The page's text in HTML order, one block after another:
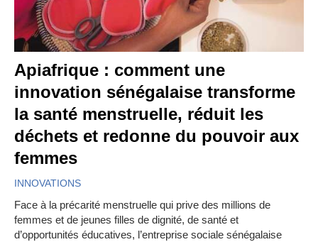
Apiafrique : comment une
innovation sénégalaise transforme
la santé menstruelle, réduit les
déchets et redonne du pouvoir aux
femmes
INNOVATIONS
Face à la précarité menstruelle qui prive des millions de
femmes et de jeunes filles de dignité, de santé et
d’opportunités éducatives, l’entreprise sociale sénégalaise